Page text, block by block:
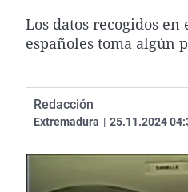
Los datos recogidos
españoles toma algún
Redacción
Extremadura | 25.11.2024